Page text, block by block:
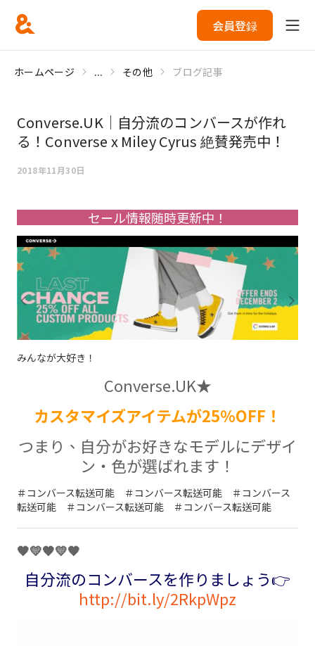
会員登録
ホームページ ... その他 ブログ記事
Converse.UK｜自分流のコンバースが作れ
る！Converse x Miley Cyrus 絶賛発売中！
2018年11月30日
セール情報随時更新中！
みんなが大好き！
Converse.UK★
カスタマイズアイテムが25％OFF！
つまり、自分がお好きなモデルにデザイ
ン・色が選ばれます！
＃コンバース転送可能 ＃コンバース転送可能 ＃コンバース
転送可能 ＃コンバース転送可能 ＃コンバース転送可能
🧡💛🧡💛🧡
自分流のコンバースを作りましょう👉
http://bit.ly/2RkpWpz